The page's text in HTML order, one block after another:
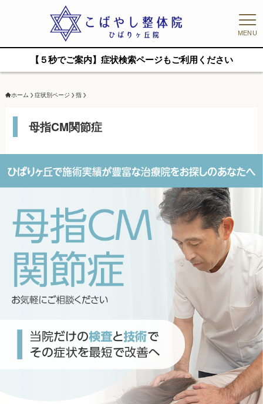
MENU
【５秒でご案内】症状検索ページもご利用ください
ホーム 症状別ページ 指
母指CM関節症